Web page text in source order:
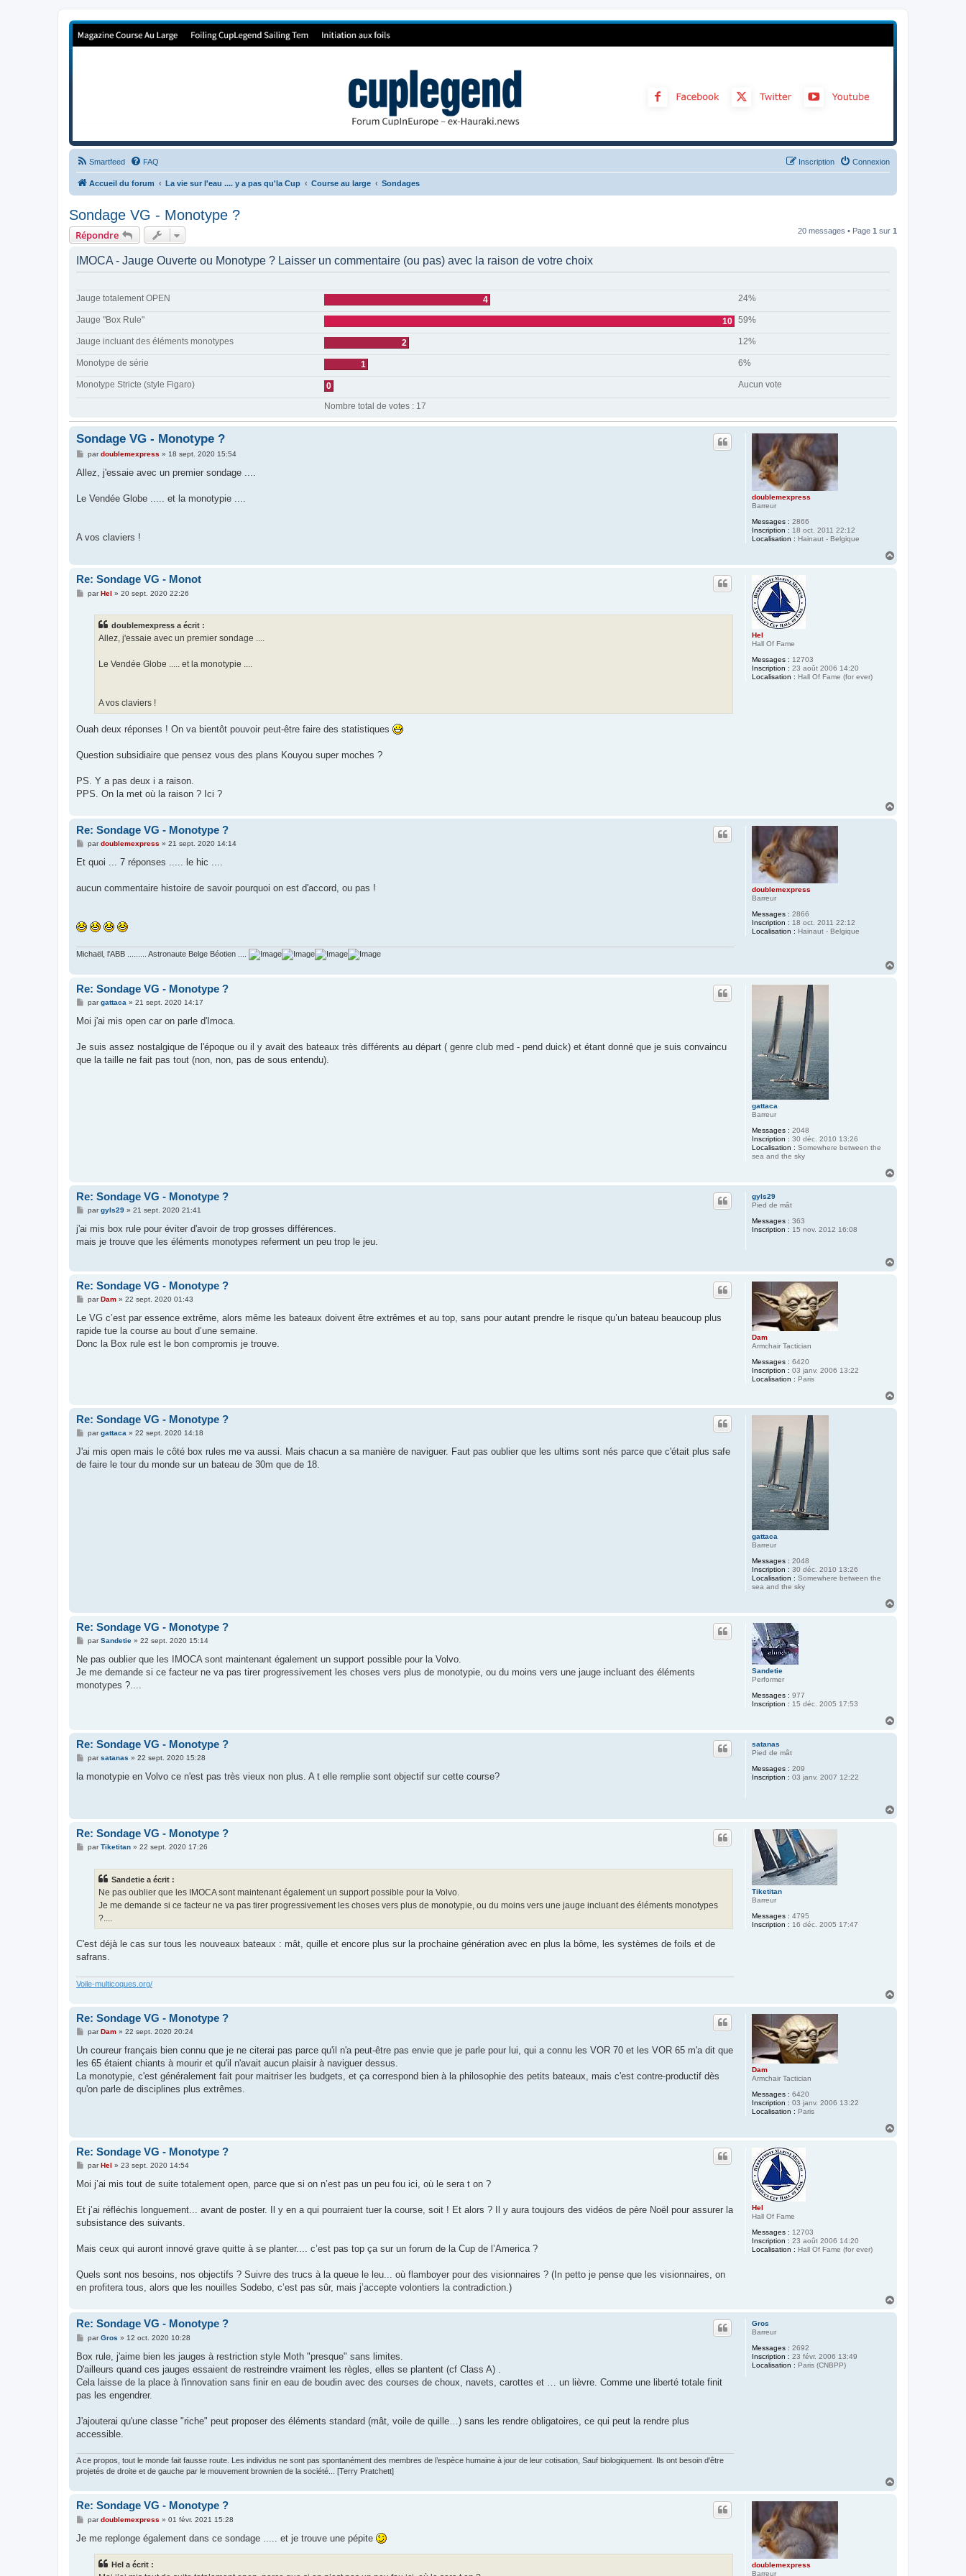
Forum de Cup In Europe
Smartfeed FAQ Connexion
Inscription
Accueil du forum La vie sur l'eau .... y a pas qu'la Cup Course au large Sondages
Sondage VG - Monotype ?
Répondre 20 messages • Page 1 sur 1
IMOCA - Jauge Ouverte ou Monotype ? Laisser un commentaire (ou pas) avec la raison de votre choix
Jauge totalement OPEN 4 24%
Jauge "Box Rule" 10 59%
Jauge incluant des éléments monotypes 2 12%
Monotype de série 1 6%
Monotype Stricte (style Figaro) 0 Aucun vote
Nombre total de votes : 17
doublemexpress
Barreur
Messages : 2866
Inscription : 18 oct. 2011 22:12
Localisation : Hainaut - Belgique
Sondage VG - Monotype ?
M
s
g
pardoublemexpress » 18 sept. 2020 15:54
Allez, j'essaie avec un premier sondage ....
Le Vendée Globe ..... et la monotypie ....
A vos claviers !
Hel
Hall Of Fame
Messages : 12703
Inscription : 23 août 2006 14:20
Localisation : Hall Of Fame (for ever)
Re: Sondage VG - Monot
MparHel » 20 sept. 2020 22:26
doublemexpress a écrit :
Allez, j'essaie avec un premier sondage ....
Le Vendée Globe ..... et la monotypie ....
A vos claviers !
Ouah deux réponses ! On va bientôt pouvoir peut-être faire des statistiques
Question subsidiaire que pensez vous des plans Kouyou super moches ?
PS. Y a pas deux i a raison.
PPS. On la met où la raison ? Ici ?
doublemexpress
Barreur
Messages : 2866
Inscription : 18 oct. 2011 22:12
Localisation : Hainaut - Belgique
Re: Sondage VG - Monotype ?
M
s
g
pardoublemexpress » 21 sept. 2020 14:14
Et quoi ... 7 réponses ..... le hic ....
aucun commentaire histoire de savoir pourquoi on est d'accord, ou pas !
Michaël, l'ABB ......... Astronaute Belge Béotien ....
gattaca
Barreur
Messages : 2048
Inscription : 30 déc. 2010 13:26
Localisation : Somewhere between the
sea and the sky
Re: Sondage VG - Monotype ?
M
s
g
pargattaca» 21 sept. 2020 14:17
Moi j'ai mis open car on parle d'Imoca.
Je suis assez nostalgique de l'époque ou il y avait des bateaux très différents au départ ( genre club med - pend duick) et étant donné que je suis convaincu
que la taille ne fait pas tout (non, non, pas de sous entendu).
gyls29
Pied de mât
Messages : 363
Inscription : 15 nov. 2012 16:08
Re: Sondage VG - Monotype ?
M
s
a
pargyls29» 21 sept. 2020 21:41
j'ai mis box rule pour éviter d'avoir de trop grosses différences.
mais je trouve que les éléments monotypes referment un peu trop le jeu.
Dam
Armchair Tactician
Messages : 6420
Inscription : 03 janv. 2006 13:22
Localisation : Paris
Re: Sondage VG - Monotype ?
M
s
a
g
parDam» 22 sept. 2020 01:43
Le VG c’est par essence extrême, alors même les bateaux doivent être extrêmes et au top, sans pour autant prendre le risque qu’un bateau beaucoup plus
rapide tue la course au bout d’une semaine.
Donc la Box rule est le bon compromis je trouve.
gattaca
Barreur
Messages : 2048
Inscription : 30 déc. 2010 13:26
Localisation : Somewhere between the
sea and the sky
Re: Sondage VG - Monotype ?
M
s
a
pargattaca» 22 sept. 2020 14:18
J'ai mis open mais le côté box rules me va aussi. Mais chacun a sa manière de naviguer. Faut pas oublier que les ultims sont nés parce que c'était plus safe
de faire le tour du monde sur un bateau de 30m que de 18.
Sandetie
Performer
Messages : 977
Inscription : 15 déc. 2005 17:53
Re: Sondage VG - Monotype ?
M
s
a
g
parSandetie» 22 sept. 2020 15:14
Ne pas oublier que les IMOCA sont maintenant également un support possible pour la Volvo.
Je me demande si ce facteur ne va pas tirer progressivement les choses vers plus de monotypie, ou du moins vers une jauge incluant des éléments
monotypes ?....
satanas
Pied de mât
Messages : 209
Inscription : 03 janv. 2007 12:22
Re: Sondage VG - Monotype ?
M
s
parsatanas » 22 sept. 2020 15:28
la monotypie en Volvo ce n'est pas très vieux non plus. A t elle remplie sont objectif sur cette course?
Tiketitan
Barreur
Messages : 4795
Inscription : 16 déc. 2005 17:47
Re: Sondage VG - Monotype ?
MparTiketitan» 22 sept. 2020 17:26
Sandetie a écrit :
Ne pas oublier que les IMOCA sont maintenant également un support possible pour la Volvo.
Je me demande si ce facteur ne va pas tirer progressivement les choses vers plus de monotypie, ou du moins vers une jauge incluant des éléments monotypes
?....
C'est déjà le cas sur tous les nouveaux bateaux : mât, quille et encore plus sur la prochaine génération avec en plus la bôme, les systèmes de foils et de
safrans.
Voile-multicoques.org/
Dam
Armchair Tactician
Messages : 6420
Inscription : 03 janv. 2006 13:22
Localisation : Paris
Re: Sondage VG - Monotype ?
M
s
a
g
parDam» 22 sept. 2020 20:24
Un coureur français bien connu que je ne citerai pas parce qu'il n'a peut-être pas envie que je parle pour lui, qui a connu les VOR 70 et les VOR 65 m'a dit que
les 65 étaient chiants à mourir et qu'il n'avait aucun plaisir à naviguer dessus.
La monotypie, c'est généralement fait pour maitriser les budgets, et ça correspond bien à la philosophie des petits bateaux, mais c'est contre-productif dès
qu'on parle de disciplines plus extrêmes.
Hel
Hall Of Fame
Messages : 12703
Inscription : 23 août 2006 14:20
Localisation : Hall Of Fame (for ever)
Re: Sondage VG - Monotype ?
M
s
g
e
parHel » 23 sept. 2020 14:54
Moi j’ai mis tout de suite totalement open, parce que si on n’est pas un peu fou ici, où le sera t on ?
Et j’ai réfléchis longuement... avant de poster. Il y en a qui pourraient tuer la course, soit ! Et alors ? Il y aura toujours des vidéos de père Noël pour assurer la
subsistance des suivants.
Mais ceux qui auront innové grave quitte à se planter.... c’est pas top ça sur un forum de la Cup de l’America ?
Quels sont nos besoins, nos objectifs ? Suivre des trucs à la queue le leu... où flamboyer pour des visionnaires ? (In petto je pense que les visionnaires, on
en profitera tous, alors que les nouilles Sodebo, c’est pas sûr, mais j’accepte volontiers la contradiction.)
Gros
Barreur
Messages : 2692
Inscription : 23 févr. 2006 13:49
Localisation : Paris (CNBPP)
Re: Sondage VG - Monotype ?
M
s
a
g
parGros » 12 oct. 2020 10:28
Box rule, j'aime bien les jauges à restriction style Moth "presque" sans limites.
D'ailleurs quand ces jauges essaient de restreindre vraiment les règles, elles se plantent (cf Class A) .
Cela laisse de la place à l'innovation sans finir en eau de boudin avec des courses de choux, navets, carottes et … un lièvre. Comme une liberté totale finit
pas les engendrer.
J'ajouterai qu'une classe "riche" peut proposer des éléments standard (mât, voile de quille…) sans les rendre obligatoires, ce qui peut la rendre plus
accessible.
A ce propos, tout le monde fait fausse route. Les individus ne sont pas spontanément des membres de l’espèce humaine à jour de leur cotisation, Sauf biologiquement. Ils ont besoin d'être
projetés de droite et de gauche par le mouvement brownien de la société... [Terry Pratchett]
doublemexpress
Barreur
Re: Sondage VG - Monotype ?
M
s
pardoublemexpress » 01 févr. 2021 15:28
Je me replonge également dans ce sondage ..... et je trouve une pépite
Hel a écrit :